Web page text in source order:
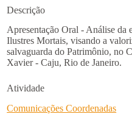
Descrição
Apresentação Oral - Análise da
Ilustres Mortais, visando a
salvaguarda do Patrimônio, no
Xavier - Caju, Rio de Janeiro.
Atividade
Comunicações Coordenadas